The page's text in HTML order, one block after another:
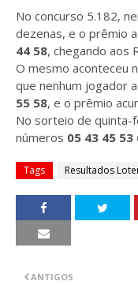
No concurso 5.182,
dezenas, e o prêmio
44 58, chegando aos
O mesmo aconteceu
que nenhum jogador
55 58, e o prêmio
No sorteio de quinta-
números 05 43 45 53
Tags Resultados
ANTIGOS